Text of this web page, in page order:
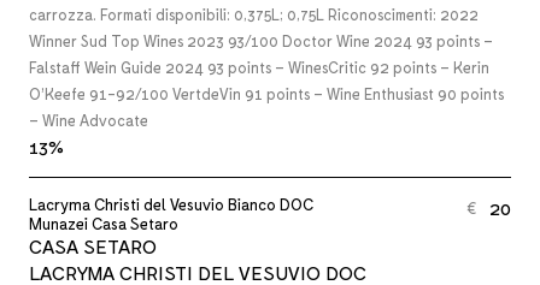
carrozza. Formati disponibili: 0,375L; 0,75L Riconoscimenti: 2022
Winner Sud Top Wines 2023 93/100 Doctor Wine 2024 93 points –
Falstaff Wein Guide 2024 93 points – WinesCritic 92 points – Kerin
O’Keefe 91-92/100 VertdeVin 91 points – Wine Enthusiast 90 points
– Wine Advocate
13%
Lacryma Christi del Vesuvio Bianco DOC
Munazei Casa Setaro
€
20
CASA SETARO
LACRYMA CHRISTI DEL VESUVIO DOC